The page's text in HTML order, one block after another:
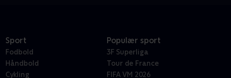
Sport
Fodbold
Håndbold
Cykling
Populær sport
3F Superliga
Tour de France
FIFA VM 2026